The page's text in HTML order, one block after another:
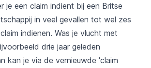
je een claim indient bij een Britse
in veel gevallen tot wel zes
indienen. Was je vlucht met
drie jaar geleden
kan je via de vernieuwde 'claim